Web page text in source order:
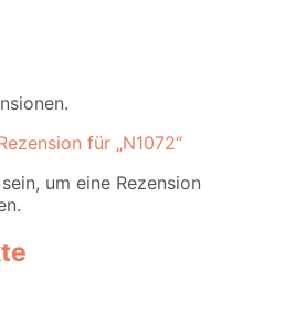
für „N1072“
sein, um eine Rezension